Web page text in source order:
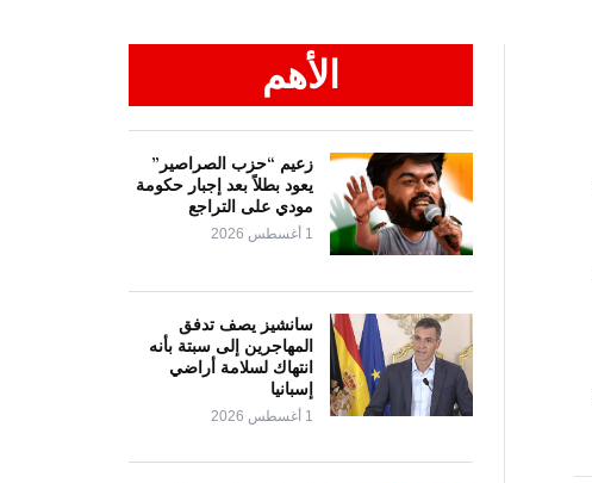
الأهم
زعيم “حزب الصراصير”
يعود بطلاً بعد إجبار حكومة
مودي على التراجع
1 أغسطس 2026
سانشيز يصف تدفق
المهاجرين إلى سبتة بأنه
انتهاك لسلامة أراضي
إسبانيا
1 أغسطس 2026